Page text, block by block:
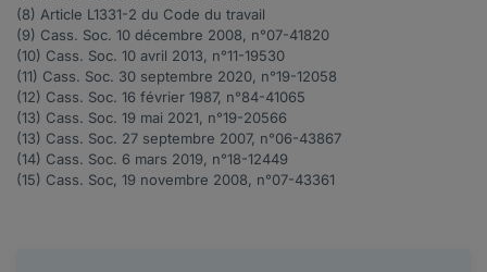
(8) Article L1331-2 du Code du travail
(9) Cass. Soc. 10 décembre 2008, n°07-41820
(10) Cass. Soc. 10 avril 2013, n°11-19530
(11) Cass. Soc. 30 septembre 2020, n°19-12058
(12) Cass. Soc. 16 février 1987, n°84-41065
(13) Cass. Soc. 19 mai 2021, n°19-20566
(13) Cass. Soc. 27 septembre 2007, n°06-43867
(14) Cass. Soc. 6 mars 2019, n°18-12449
(15) Cass. Soc, 19 novembre 2008, n°07-43361